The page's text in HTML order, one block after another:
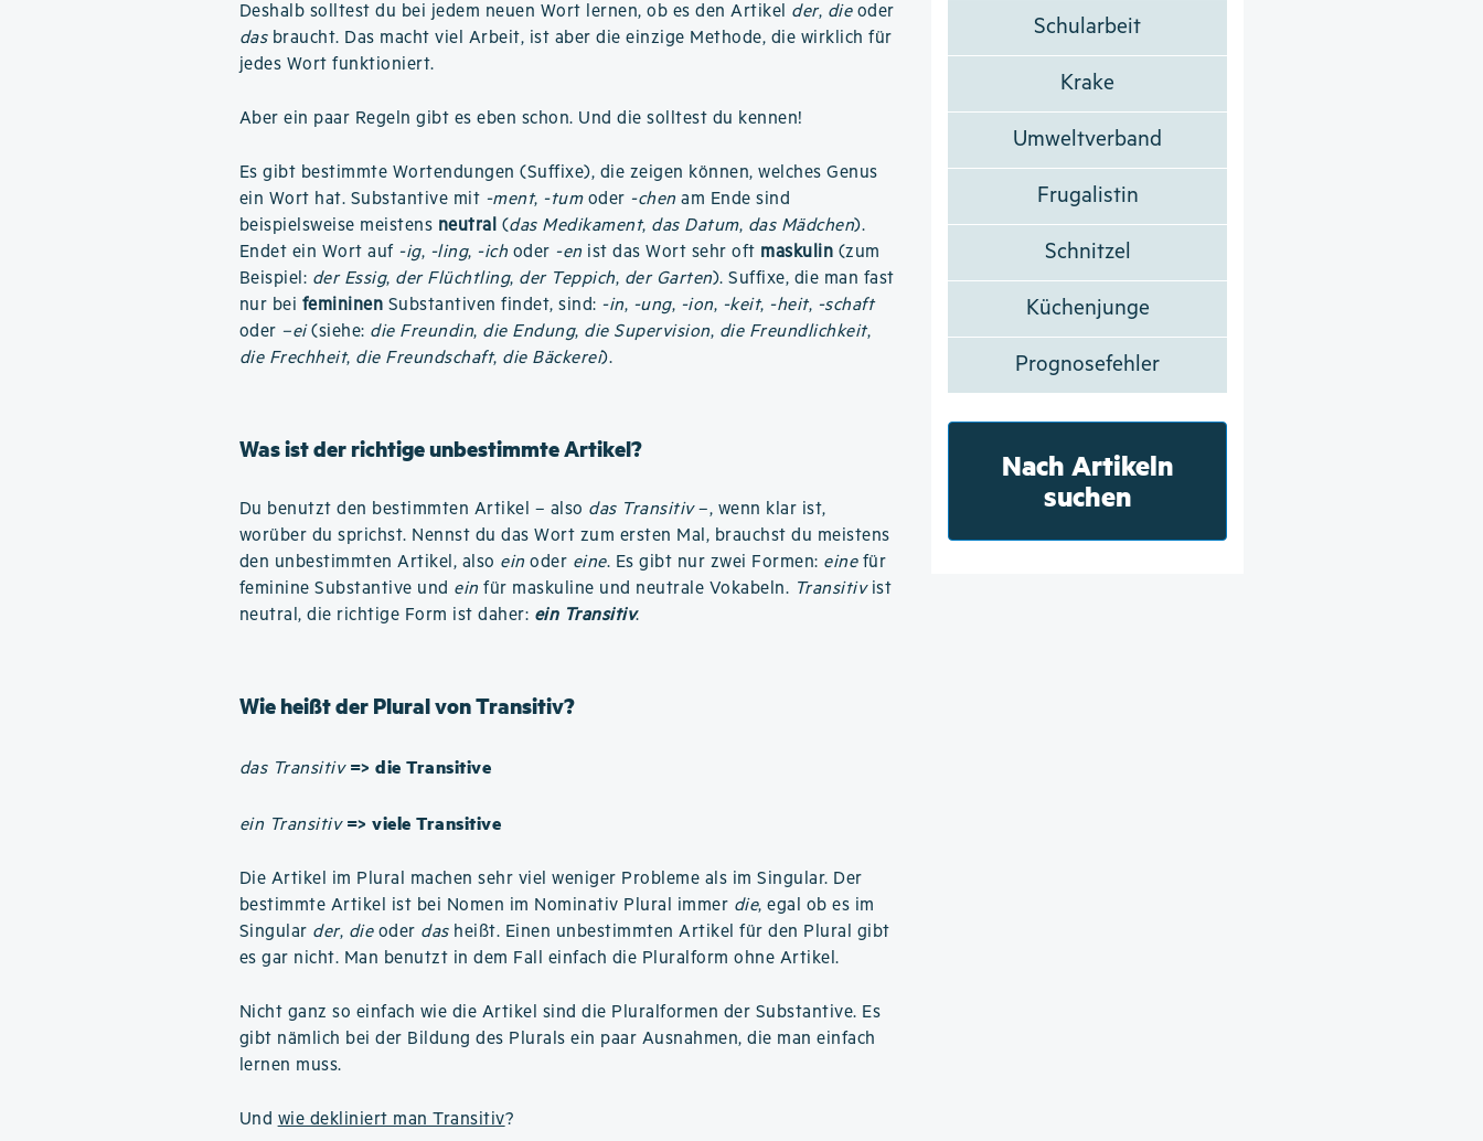
Deshalb solltest du bei jedem neuen Wort lernen, ob es den Artikel der, dieoder
dasbraucht. Das macht viel Arbeit, ist aber die einzige Methode, die wirklich für
jedes Wort funktioniert.
Aber ein paar Regeln gibt es eben schon. Und die solltest du kennen!
Es gibt bestimmte Wortendungen (Suffixe), die zeigen können, welches Genus
ein Wort hat. Substantive mit -ment, -tumoder -chen am Ende sind
beispielsweise meistens neutral (das Medikament, das Datum, das Mädchen).
Endet ein Wort auf -ig, -ling, -ich oder -en ist das Wort sehr oft maskulin (zum
Beispiel: der Essig, der Flüchtling, der Teppich, der Garten). Suffixe, die man fast
nur bei femininen Substantiven findet, sind: -in, -ung, -ion, -keit, -heit, -schaft
oder –ei(siehe: die Freundin, die Endung, die Supervision, die Freundlichkeit,
die Frechheit, die Freundschaft, die Bäckerei).
Was ist der richtige unbestimmte Artikel?
Du benutzt den bestimmten Artikel – also das Transitiv–, wenn klar ist,
worüber du sprichst. Nennst du das Wort zum ersten Mal, brauchst du meistens
den unbestimmten Artikel, also ein oder eine. Es gibt nur zwei Formen: einefür
feminine Substantive und ein für maskuline und neutrale Vokabeln. Transitivist
neutral, die richtige Form ist daher: ein Transitiv.
Wie heißt der Plural von Transitiv?
das Transitiv => die Transitive
ein Transitiv => viele Transitive
Die Artikel im Plural machen sehr viel weniger Probleme als im Singular. Der
bestimmte Artikel ist bei Nomen im Nominativ Plural immer die, egal ob es im
Singular der, dieoder dasheißt. Einen unbestimmten Artikel für den Plural gibt
es gar nicht. Man benutzt in dem Fall einfach die Pluralform ohne Artikel.
Nicht ganz so einfach wie die Artikel sind die Pluralformen der Substantive. Es
gibt nämlich bei der Bildung des Plurals ein paar Ausnahmen, die man einfach
lernen muss.
Und wie dekliniert man Transitiv?
Schularbeit
Krake
Umweltverband
Frugalistin
Schnitzel
Küchenjunge
Prognosefehler
Nach Artikeln
suchen